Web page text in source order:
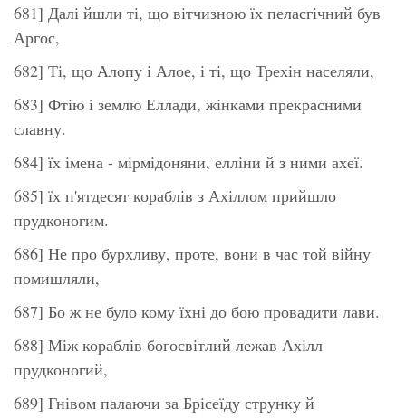
681] Далі йшли ті, що вітчизною їх пеласгічний був
Аргос,
682] Ті, що Алопу і Алое, і ті, що Трехін населяли,
683] Фтію і землю Еллади, жінками прекрасними
славну.
684] їх імена - мірмідоняни, елліни й з ними ахеї.
685] їх п'ятдесят кораблів з Ахіллом прийшло
прудконогим.
686] Не про бурхливу, проте, вони в час той війну
помишляли,
687] Бо ж не було кому їхні до бою провадити лави.
688] Між кораблів богосвітлий лежав Ахілл
прудконогий,
689] Гнівом палаючи за Брісеїду струнку й